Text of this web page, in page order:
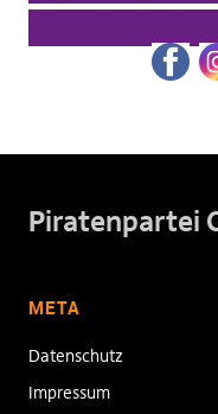
Piratenpartei
META
Datenschutz
Impressum